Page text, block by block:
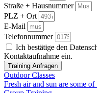
Straße + Hausnummer
PLZ + Ort
E-Mail
Telefonnummer
Ich bestätige den
Kontaktaufnahme ein.
Training Anfragen
Outdoor Classes
Fresh air and sun are some